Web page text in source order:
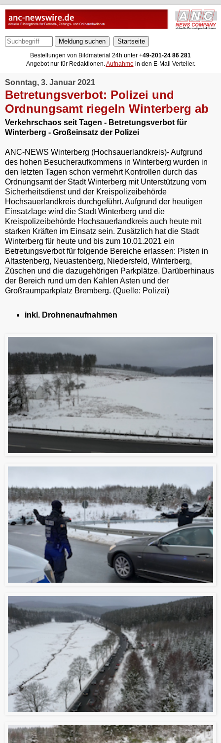
Meldung suchen
Bestellungen von Bildmaterial 24h unter +49-201-24 86 281
Angebot nur für Redaktionen.Aufnahme in den E-Mail Verteiler.
Sonntag, 3. Januar 2021
Betretungsverbot: Polizei und
Ordnungsamt riegeln Winterberg ab
Verkehrschaos seit Tagen - Betretungsverbot für
Winterberg - Großeinsatz der Polizei
ANC-NEWS Winterberg (Hochsauerlandkreis)- Aufgrund
des hohen Besucheraufkommens in Winterberg wurden in
den letzten Tagen schon vermehrt Kontrollen durch das
Ordnungsamt der Stadt Winterberg mit Unterstützung vom
Sicherheitsdienst und der Kreispolizeibehörde
Hochsauerlandkreis durchgeführt. Aufgrund der heutigen
Einsatzlage wird die Stadt Winterberg und die
Kreispolizeibehörde Hochsauerlandkreis auch heute mit
starken Kräften im Einsatz sein. Zusätzlich hat die Stadt
Winterberg für heute und bis zum 10.01.2021 ein
Betretungsverbot für folgende Bereiche erlassen: Pisten in
Altastenberg, Neuastenberg, Niedersfeld, Winterberg,
Züschen und die dazugehörigen Parkplätze. Darüberhinaus
der Bereich rund um den Kahlen Asten und der
Großraumparkplatz Bremberg. (Quelle: Polizei)
inkl. Drohnenaufnahmen